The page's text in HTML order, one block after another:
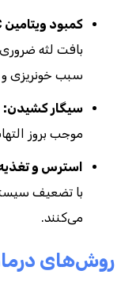
کمبود ویتامین C و B12:
بافت لثه
سبب خونریزی و
سیگار کشیدن:
موجب بروز
استرس و
با تضعیف سیستم
می‌کنند.
روش‌های